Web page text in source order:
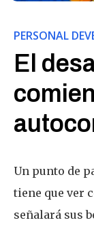
PERSONAL
El
Un punto de
tiene que ver
señalará sus